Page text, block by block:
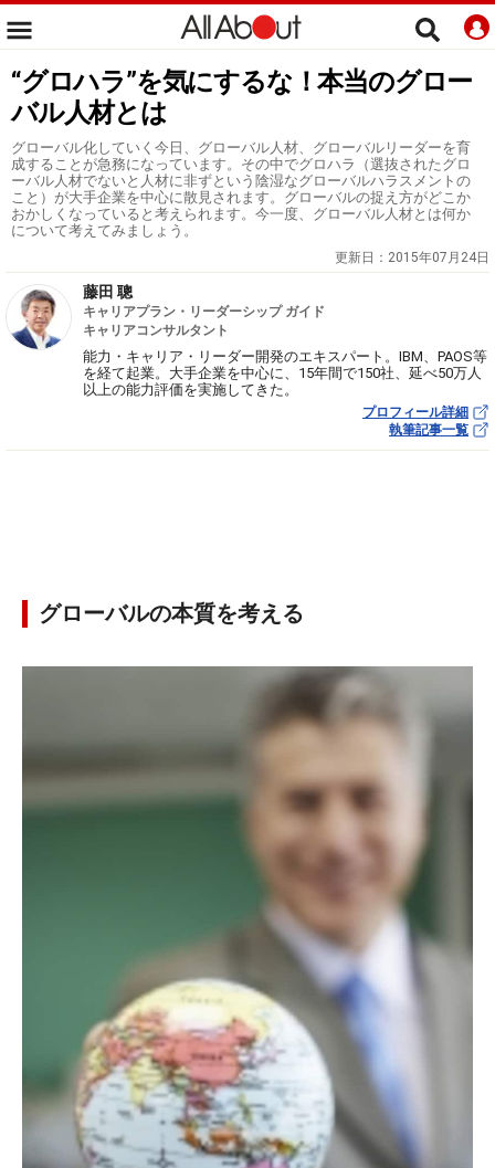
“グロハラ”を気にするな！本当のグロー
バル人材とは
グローバル化していく今日、グローバル人材、グローバルリーダーを育
成することが急務になっています。その中でグロハラ（選抜されたグロ
ーバル人材でないと人材に非ずという陰湿なグローバルハラスメントの
こと）が大手企業を中心に散見されます。グローバルの捉え方がどこか
おかしくなっていると考えられます。今一度、グローバル人材とは何か
について考えてみましょう。
更新日： 2015年07月24日
藤田 聰
キャリアプラン・リーダーシップ ガイド
キャリアコンサルタント
能力・キャリア・リーダー開発のエキスパート。IBM、PAOS等
を経て起業。大手企業を中心に、15年間で150社、延べ50万人
以上の能力評価を実施してきた。
プロフィール詳細
執筆記事一覧
グローバルの本質を考える